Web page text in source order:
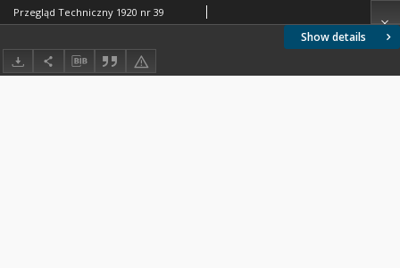
Show details
Przegląd Techniczny 1920 nr 39